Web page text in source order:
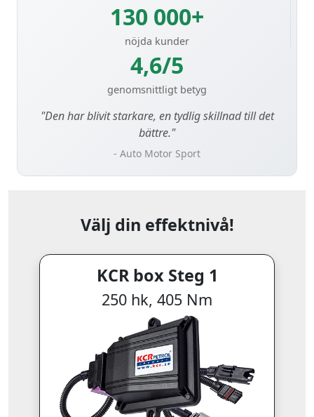
130 000+
nöjda kunder
4,6/5
genomsnittligt betyg
"Den har blivit starkare, en tydlig skillnad till det
bättre."
- Auto Motor Sport
Välj din effektnivå!
KCR box Steg 1
250 hk, 405 Nm